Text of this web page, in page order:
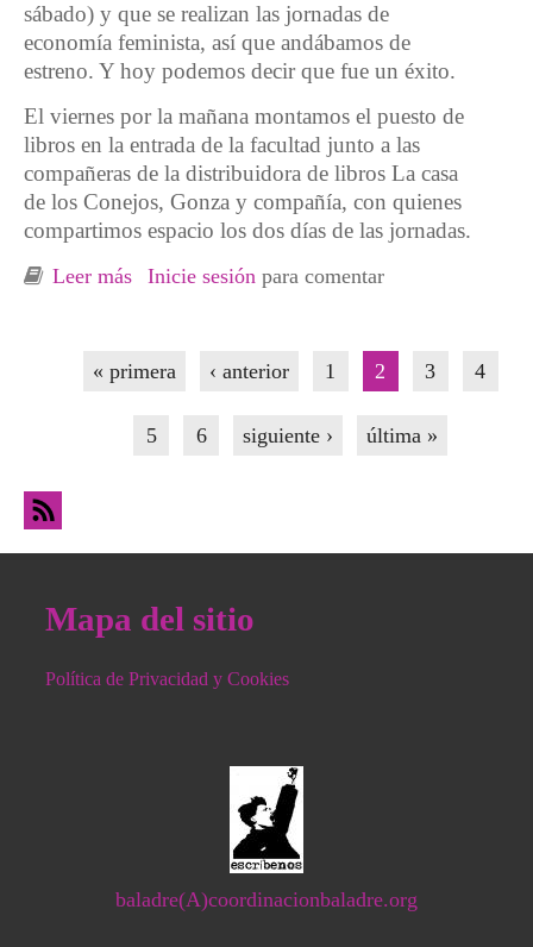
sábado) y que se realizan las jornadas de
economía feminista, así que andábamos de
estreno. Y hoy podemos decir que fue un éxito.
El viernes por la mañana montamos el puesto de
libros en la entrada de la facultad junto a las
compañeras de la distribuidora de libros La casa
de los Conejos, Gonza y compañía, con quienes
compartimos espacio los dos días de las jornadas.
Leer más sobre Córdoba: XII Jornadas de Economía
Inicie sesión para comentar
« primera ‹ anterior 1 2 3 4
5 6 siguiente › última »
Mapa del sitio
Política de Privacidad y Cookies
baladre(A)coordinacionbaladre.org